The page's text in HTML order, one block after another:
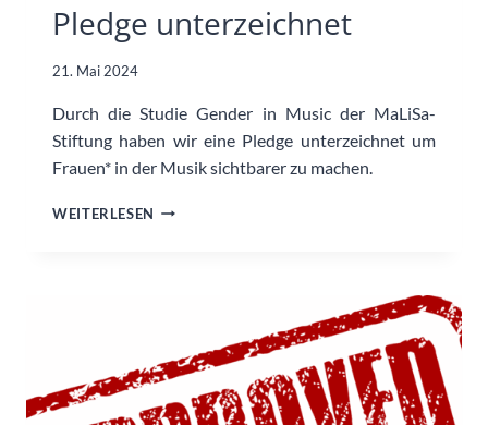
Pledge unterzeichnet
21. Mai 2024
Durch die Studie Gender in Music der MaLiSa-
Stiftung haben wir eine Pledge unterzeichnet um
Frauen* in der Musik sichtbarer zu machen.
WEITERLESEN WIR